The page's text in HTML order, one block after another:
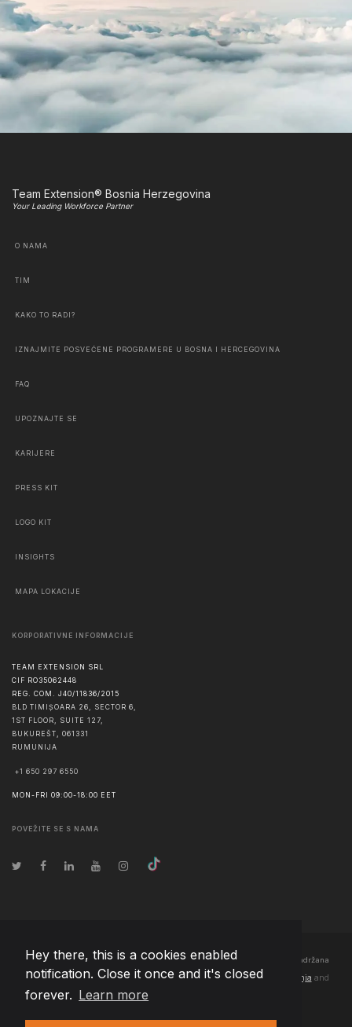
Hey there, this is a cookies enabled
notification. Close it once and it's closed
forever. Learn more
Team Extension® Bosnia Herzegovina
Your Leading Workforce Partner
O NAMA
TIM
KAKO TO RADI?
IZNAJMITE POSVEĆENE PROGRAMERE U BOSNA I HERCEGOVINA
FAQ
UPOZNAJTE SE
KARIJERE
PRESS KIT
LOGO KIT
INSIGHTS
MAPA LOKACIJE
KORPORATIVNE INFORMACIJE
TEAM EXTENSION SRL
CIF RO35062448
REG. COM. J40/11836/2015
BLD TIMIȘOARA 26, SECTOR 6,
1ST FLOOR, SUITE 127,
BUKUREŠT
061331
RUMUNIJA
+1 650 297 6550
MON-FRI 09:00-18:00 EET
POVEŽITE SE S NAMA
© Autorska prava 2026 Team Extension Bosnia Herzegovina - Sva prava zadržana
Changelog● Korišćenjem ove stranice slažete se sa našimPravila korištenja and
Politika privatnosti